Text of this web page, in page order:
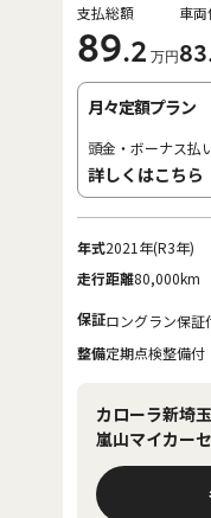
支払総額
89.2 万円
車
83
月々定額プラン
頭金・ボーナス払
詳しくはこちら
年式2021年(R3年)
走行距離80,000km
保証ロングラン保証
整備定期点検整備付
カローラ新埼玉
嵐山マイカー